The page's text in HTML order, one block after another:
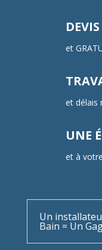
et
et délais
UNE
et à
Un
Bain = Un